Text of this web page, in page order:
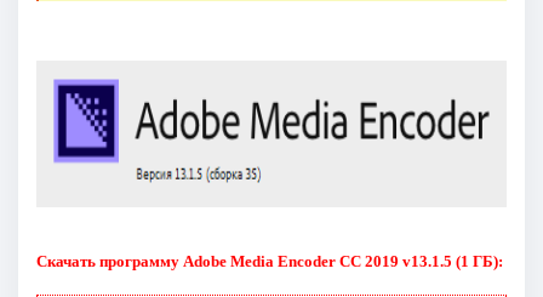
Скачать программу Adobe Media Encoder CC 2019 v13.1.5 (1 ГБ):